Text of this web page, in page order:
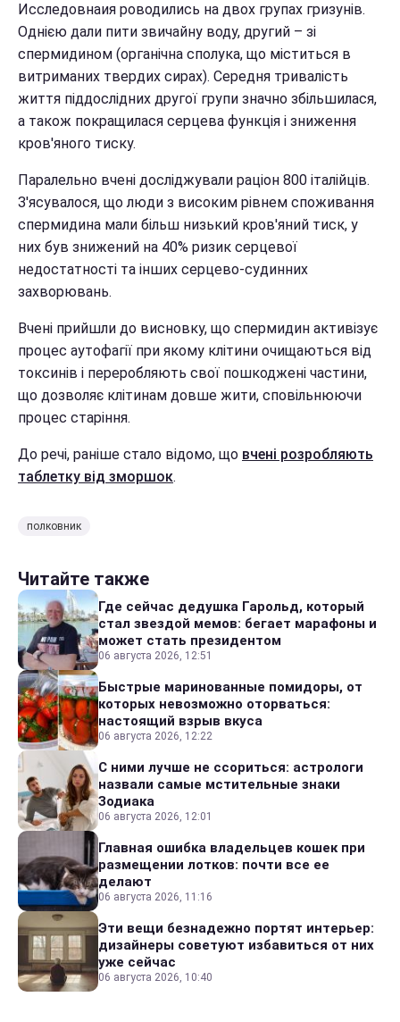
Исследовнаия роводились на двох групах гризунів.
Однією дали пити звичайну воду, другий – зі
спермидином (органічна сполука, що міститься в
витриманих твердих сирах). Середня тривалість
життя піддослідних другої групи значно збільшилася,
а також покращилася серцева функція і зниження
кров'яного тиску.
Паралельно вчені досліджували раціон 800 італійців.
З'ясувалося, що люди з високим рівнем споживання
спермидина мали більш низький кров'яний тиск, у
них був знижений на 40% ризик серцевої
недостатності та інших серцево-судинних
захворювань.
Вчені прийшли до висновку, що спермидин активізує
процес аутофагії при якому клітини очищаються від
токсинів і переробляють свої пошкоджені частини,
що дозволяє клітинам довше жити, сповільнюючи
процес старіння.
До речі, раніше стало відомо, що вчені розробляють
таблетку від зморшок.
полковник
Читайте также
Где сейчас дедушка Гарольд, который
стал звездой мемов: бегает марафоны и
может стать президентом
06 августа 2026, 12:51
Быстрые маринованные помидоры, от
которых невозможно оторваться:
настоящий взрыв вкуса
06 августа 2026, 12:22
С ними лучше не ссориться: астрологи
назвали самые мстительные знаки
Зодиака
06 августа 2026, 12:01
Главная ошибка владельцев кошек при
размещении лотков: почти все ее
делают
06 августа 2026, 11:16
Эти вещи безнадежно портят интерьер:
дизайнеры советуют избавиться от них
уже сейчас
06 августа 2026, 10:40